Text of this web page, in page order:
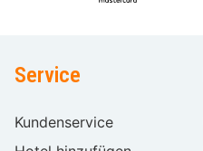
Service
Kundenservice